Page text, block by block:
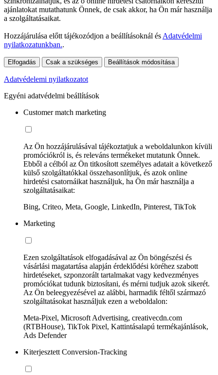
ajánlatokat mutathatunk Önnek, de csak akkor, ha Ön már használja
a szolgáltatásaikat.
Hozzájárulása előtt tájékozódjon a beállításoknál ésAdatvédelmi
nyilatkozatunkban..
Elfogadás Csak a szükséges Beállítások módosítása
Adatvédelemi nyilatkozatot
Egyéni adatvédelmi beállítások
Customer match marketing
Az Ön hozzájárulásával tájékoztatjuk a weboldalunkon kívüli
promóciókról is, és releváns termékeket mutatunk Önnek.
Ebből a célból az Ön titkosított személyes adatait a következő
külső szolgáltatókkal összehasonlítjuk, és azok online
hirdetési csatornáikat használjuk, ha Ön már használja a
szolgáltatásaikat:
Bing, Criteo, Meta, Google, LinkedIn, Pinterest, TikTok
Marketing
Ezen szolgáltatások elfogadásával az Ön böngészési és
vásárlási magatartása alapján érdeklődési köréhez szabott
hirdetéseket, szponzorált tartalmakat vagy kedvezményes
promóciókat tudunk biztosítani, és mérni tudjuk azok sikerét.
Az Ön beleegyezésével az alábbi, harmadik féltől származó
szolgáltatásokat használjuk ezen a weboldalon:
Meta-Pixel, Microsoft Advertising, creativecdn.com
(RTBHouse), TikTok Pixel, Kattintásalapú termékajánlások,
Ads Defender
Kiterjesztett Conversion-Tracking